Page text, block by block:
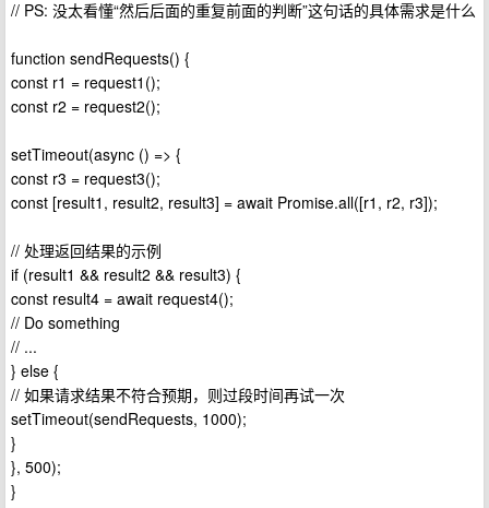
// PS: 没太看懂“然后后面的重复前面的判断”这句话的具体需求是什么
function sendRequests() {
const r1 = request1();
const r2 = request2();
setTimeout(async () => {
const r3 = request3();
const [result1, result2, result3] = await Promise.all([r1, r2, r3]);
// 处理返回结果的示例
if (result1 && result2 && result3) {
const result4 = await request4();
// Do something
// ...
} else {
// 如果请求结果不符合预期，则过段时间再试一次
setTimeout(sendRequests, 1000);
}
}, 500);
}